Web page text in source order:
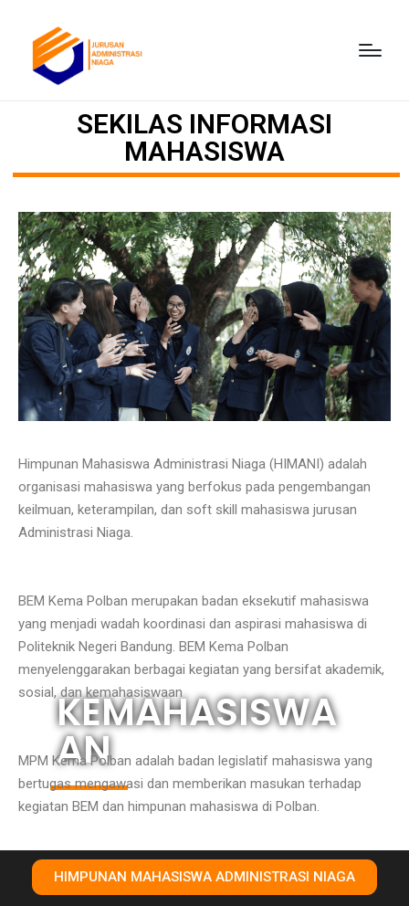
KEMAHASISWA
AN
SEKILAS INFORMASI
MAHASISWA
Himpunan Mahasiswa Administrasi Niaga (HIMANI) adalah
organisasi mahasiswa yang berfokus pada pengembangan
keilmuan, keterampilan, dan soft skill mahasiswa jurusan
Administrasi Niaga.
BEM Kema Polban merupakan badan eksekutif mahasiswa
yang menjadi wadah koordinasi dan aspirasi mahasiswa di
Politeknik Negeri Bandung. BEM Kema Polban
menyelenggarakan berbagai kegiatan yang bersifat akademik,
sosial, dan kemahasiswaan
MPM Kema Polban adalah badan legislatif mahasiswa yang
bertugas mengawasi dan memberikan masukan terhadap
kegiatan BEM dan himpunan mahasiswa di Polban.
HIMPUNAN MAHASISWA ADMINISTRASI NIAGA